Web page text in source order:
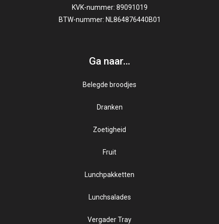
KVK-nummer: 89091019
BTW-nummer: NL864876440B01
Ga naar…
Belegde broodjes
Gezond
Kaassoorten
Luxe beleg
Salade op brood
Sortering broodjes
Speciale broodjes
Dranken
Sappen
Zuivel
Zoetigheid
Fruit
Lunchpakketten
Lunchsalades
Vergader Tray